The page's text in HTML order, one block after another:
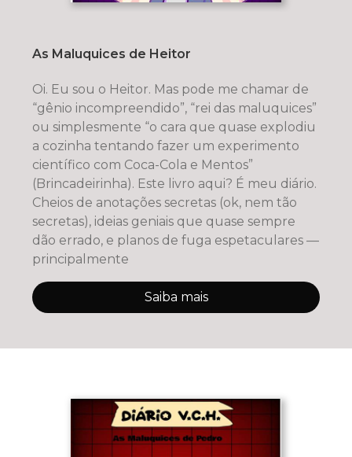
As Maluquices de Heitor
Oi. Eu sou o Heitor. Mas pode me chamar de
“gênio incompreendido”, “rei das maluquices”
ou simplesmente “o cara que quase explodiu
a cozinha tentando fazer um experimento
científico com Coca-Cola e Mentos”
(Brincadeirinha). Este livro aqui? É meu diário.
Cheios de anotações secretas (ok, nem tão
secretas), ideias geniais que quase sempre
dão errado, e planos de fuga espetaculares —
principalmente
Saiba mais